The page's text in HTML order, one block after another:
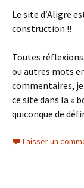
Le site d’Aligre
construction !!
Toutes
ou autres mots
commentaires,
ce site dans la «
quiconque de
Laisser un